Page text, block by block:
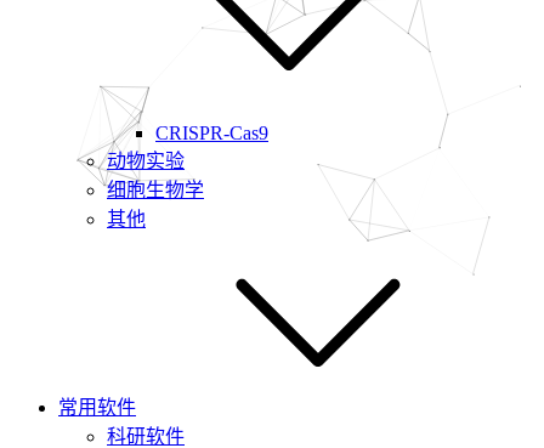
CRISPR-Cas9
动物实验
细胞生物学
其他
常用软件
科研软件